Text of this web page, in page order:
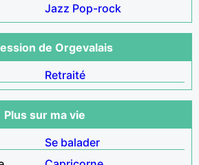
Jazz Pop-rock
de Orgevalais
Retraité
Plus sur ma vie
Se balader